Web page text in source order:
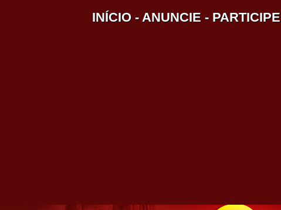
INÍCIO -ANUNCIE - PARTICIPE